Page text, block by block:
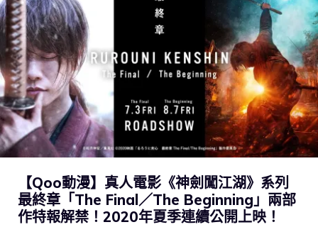
【Qoo動漫】真人電影《神劍闖江湖》系列
最終章「The Final／The Beginning」兩部
作特報解禁！2020年夏季連續公開上映！